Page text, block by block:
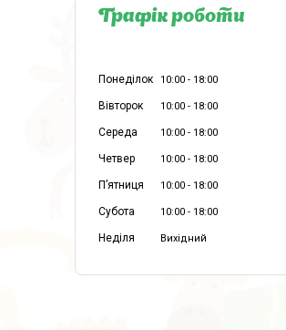
Графік роботи
Понеділок 10:00 18:00
Вівторок 10:00 18:00
Середа 10:00 18:00
Четвер 10:00 18:00
Пʼятниця 10:00 18:00
Субота 10:00 18:00
Неділя Вихідний